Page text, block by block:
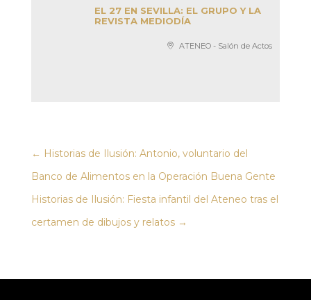
EL 27 EN SEVILLA: EL GRUPO Y LA
REVISTA MEDIODÍA
ATENEO - Salón de Actos
← Historias de Ilusión: Antonio, voluntario del
Banco de Alimentos en la Operación Buena Gente
Historias de Ilusión: Fiesta infantil del Ateneo tras el
certamen de dibujos y relatos→